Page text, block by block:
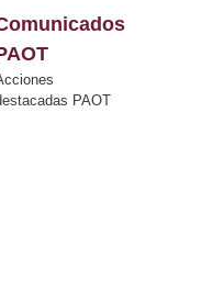
PAOT